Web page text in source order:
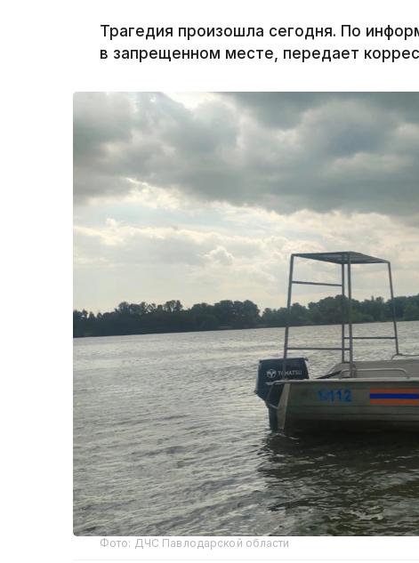
Трагедия произошла сегодня. По
в запрещенном месте, передает
Фото: ДЧС Павлодарской области